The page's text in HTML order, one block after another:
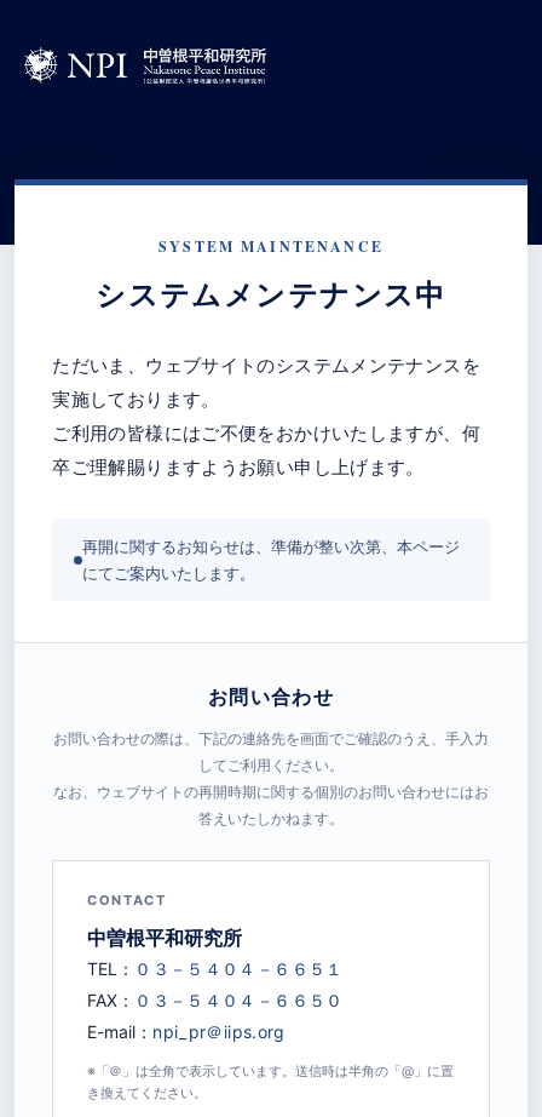
SYSTEM MAINTENANCE
システムメンテナンス中
ただいま、ウェブサイトのシステムメンテナンスを
実施しております。
ご利用の皆様にはご不便をおかけいたしますが、何
卒ご理解賜りますようお願い申し上げます。
再開に関するお知らせは、準備が整い次第、本ページ
にてご案内いたします。
お問い合わせ
お問い合わせの際は、下記の連絡先を画面でご確認のうえ、手入力
してご利用ください。
なお、ウェブサイトの再開時期に関する個別のお問い合わせにはお
答えいたしかねます。
CONTACT
中曽根平和研究所
TEL：
FAX：
E-mail：
※「＠」は全角で表示しています。送信時は半角の「@」に置
き換えてください。